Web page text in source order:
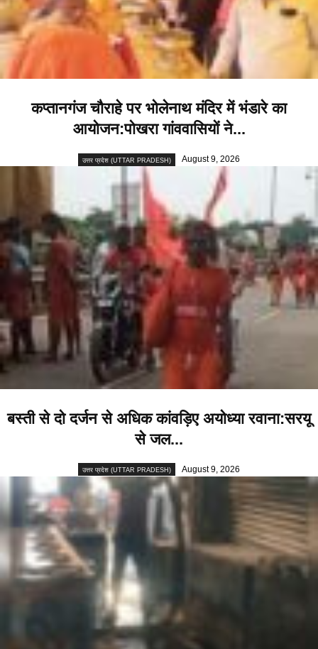
कप्तानगंज चौराहे पर भोलेनाथ मंदिर में भंडारे का
आयोजन:पोखरा गांववासियों ने...
उत्तर प्रदेश (UTTAR PRADESH) August 9, 2026
बस्ती से दो दर्जन से अधिक कांवड़िए अयोध्या रवाना:सरयू
से जल...
उत्तर प्रदेश (UTTAR PRADESH) August 9, 2026